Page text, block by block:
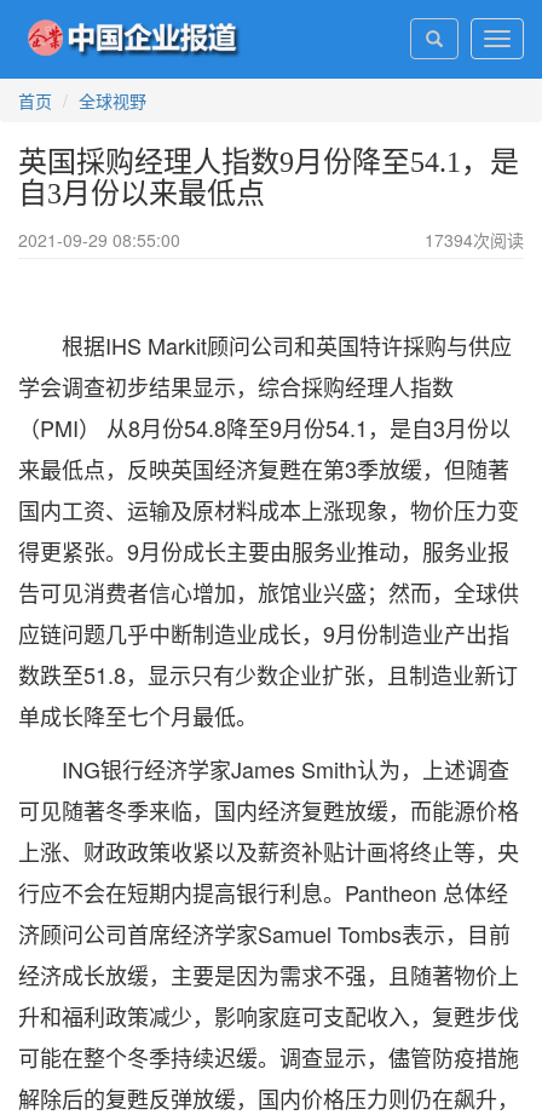
首页
全球视野
英国採购经理人指数9月份降至54.1，是
自3月份以来最低点
2021-09-29 08:55:00 17394次阅读
根据IHS Markit顾问公司和英国特许採购与供应
学会调查初步结果显示，综合採购经理人指数
（PMI） 从8月份54.8降至9月份54.1，是自3月份以
来最低点，反映英国经济复甦在第3季放缓，但随著
国内工资、运输及原材料成本上涨现象，物价压力变
得更紧张。9月份成长主要由服务业推动，服务业报
告可见消费者信心增加，旅馆业兴盛；然而，全球供
应链问题几乎中断制造业成长，9月份制造业产出指
数跌至51.8，显示只有少数企业扩张，且制造业新订
单成长降至七个月最低。
ING银行经济学家James Smith认为，上述调查
可见随著冬季来临，国内经济复甦放缓，而能源价格
上涨、财政政策收紧以及薪资补贴计画将终止等，央
行应不会在短期内提高银行利息。Pantheon 总体经
济顾问公司首席经济学家Samuel Tombs表示，目前
经济成长放缓，主要是因为需求不强，且随著物价上
升和福利政策减少，影响家庭可支配收入，复甦步伐
可能在整个冬季持续迟缓。调查显示，儘管防疫措施
解除后的复甦反弹放缓，国内价格压力则仍在飙升，